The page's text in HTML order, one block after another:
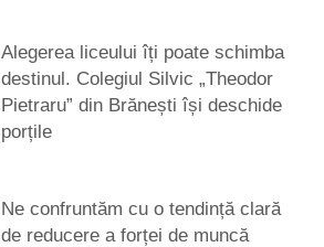
Alegerea liceului îți poate schimba
destinul. Colegiul Silvic „Theodor
Pietraru” din Brănești își deschide
porțile
Ne confruntăm cu o tendință clară
de reducere a forței de muncă